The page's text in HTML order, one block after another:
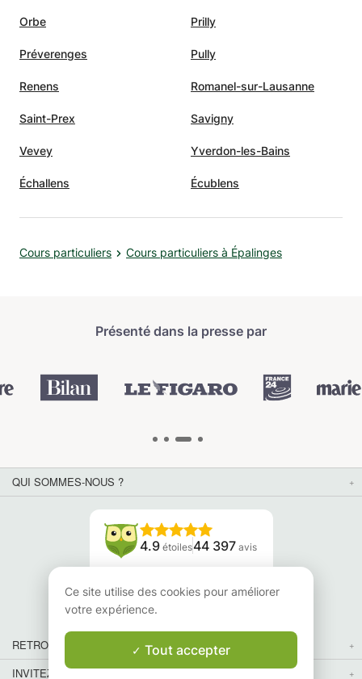
Orbe Prilly
Préverenges Pully
Renens Romanel-sur-Lausanne
Saint-Prex Savigny
Vevey Yverdon-les-Bains
Échallens Écublens
Cours particuliers Cours particuliers à Épalinges
Présenté dans la presse par
QUI SOMMES-NOUS ?
4.9 étoiles44 397 avis
Lisez nos avis
RETROUVEZ-NOUS
INVITEZ VOS AMIS
Ce site utilise des cookies pour améliorer
votre expérience.
Tout accepter